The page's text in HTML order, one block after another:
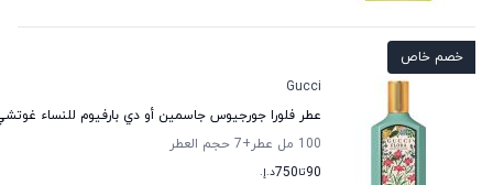
خصم خاص
Gucci
عطر فلورا جورجيوس جاسمين أو دي بارفيوم للنساء
100 مل عطر
+7
حجم العطر
90تا750د.إ.